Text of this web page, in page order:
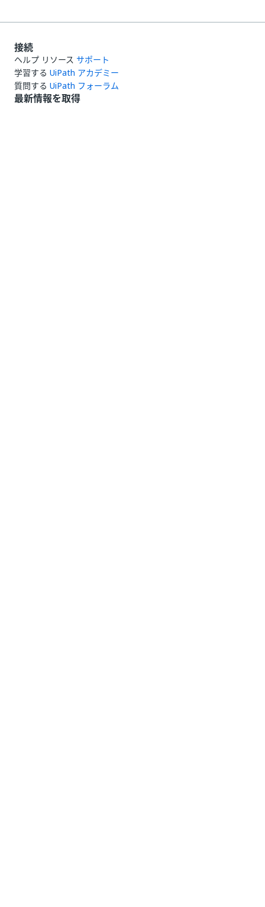
接続
ヘルプ リソース サポート
学習する UiPath アカデミー
質問する UiPath フォーラム
最新情報を取得